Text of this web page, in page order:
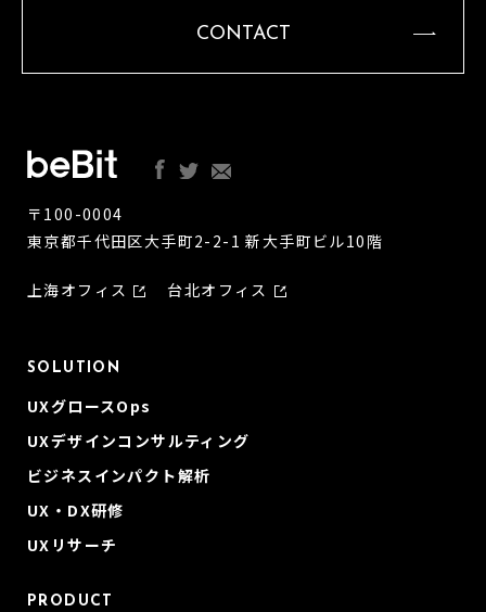
CONTACT
〒100-0004
東京都千代田区大手町2-2-1 新大手町ビル10階
上海オフィス 台北オフィス
SOLUTION
UXグロースOps
UXデザインコンサルティング
ビジネスインパクト解析
UX・DX研修
UXリサーチ
PRODUCT